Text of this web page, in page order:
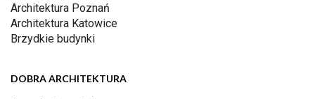
Architektura Poznań
Architektura Katowice
Brzydkie budynki
DOBRA ARCHITEKTURA